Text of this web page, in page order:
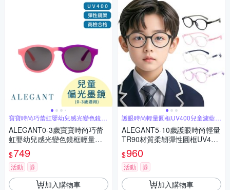
寶寶時尚巧蕾虹嬰幼兒感光變色鏡框
輕量墨鏡
ALEGANT0-3歲寶寶時尚巧蕾
虹嬰幼兒感光變色鏡框輕量彈
性太陽眼鏡│UV400偏光墨鏡│
台灣品牌
$749
活動 券
加入購物車
護眼時尚輕量圓框UV400兒童濾藍光
眼鏡
ALEGANT5-10歲護眼時尚輕量
TR90材質柔韌彈性圓框UV400
兒童濾藍光眼鏡│台灣品牌│開
學用品│外出穿搭
$960
活動 券
加入購物車